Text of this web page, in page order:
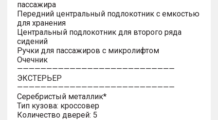
пассажира
Передний центральный подлокотник с емкостью
для хранения
Центральный подлокотник для второго ряда
сидений
Ручки для пассажиров с микролифтом
Очечник
———————————————————————————
ЭКСТЕРЬЕР
———————————————————————————
Серебристый металлик*
Тип кузова: кроссовер
Количество дверей: 5